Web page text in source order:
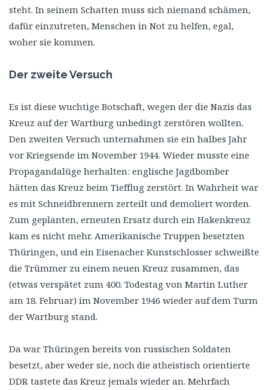
steht. In seinem Schatten muss sich niemand schämen,
dafür einzutreten, Menschen in Not zu helfen, egal,
woher sie kommen.
Der zweite Versuch
Es ist diese wuchtige Botschaft, wegen der die Nazis das
Kreuz auf der Wartburg unbedingt zerstören wollten.
Den zweiten Versuch unternahmen sie ein halbes Jahr
vor Kriegsende im November 1944. Wieder musste eine
Propagandalüge herhalten: englische Jagdbomber
hätten das Kreuz beim Tiefflug zerstört. In Wahrheit war
es mit Schneidbrennern zerteilt und demoliert worden.
Zum geplanten, erneuten Ersatz durch ein Hakenkreuz
kam es nicht mehr. Amerikanische Truppen besetzten
Thüringen, und ein Eisenacher Kunstschlosser schweißte
die Trümmer zu einem neuen Kreuz zusammen, das
(etwas verspätet zum 400. Todestag von Martin Luther
am 18. Februar) im November 1946 wieder auf dem Turm
der Wartburg stand.
Da war Thüringen bereits von russischen Soldaten
besetzt, aber weder sie, noch die atheistisch orientierte
DDR tastete das Kreuz jemals wieder an. Mehrfach